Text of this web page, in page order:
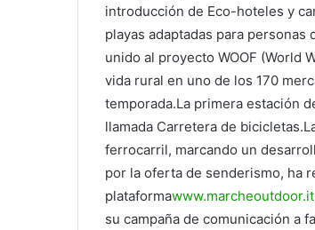
introducción de Eco-hoteles y
playas adaptadas para
unido al proyecto WOOF (World
vida rural en uno de los 170
temporada.La primera estación
llamada Carretera de
ferrocarril, marcando un
por la oferta de senderismo, ha
plataformawww.marcheoutdoor.it
su campaña de comunicación a